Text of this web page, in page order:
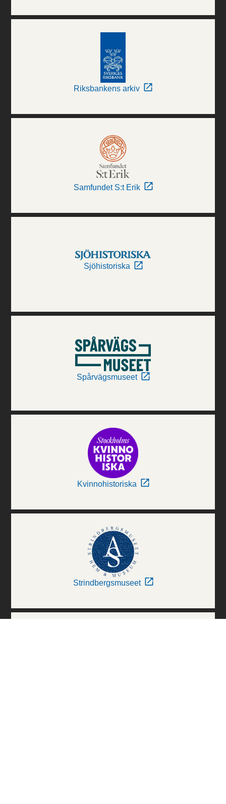
Riksbankens arkiv
Samfundet S:t Erik
Sjöhistoriska
Spårvägsmuseet
Kvinnohistoriska
Strindbergsmuseet